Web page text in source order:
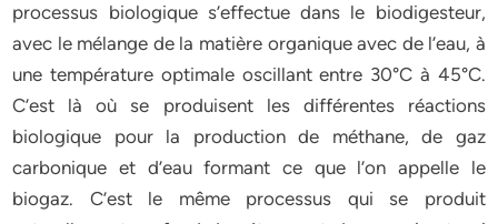
processus biologique s’effectue dans le biodigesteur,
avec le mélange de la matière organique avec de l’eau, à
une température optimale oscillant entre 30°C à 45°C.
C’est là où se produisent les différentes réactions
biologique pour la production de méthane, de gaz
carbonique et d’eau formant ce que l’on appelle le
biogaz. C’est le même processus qui se produit